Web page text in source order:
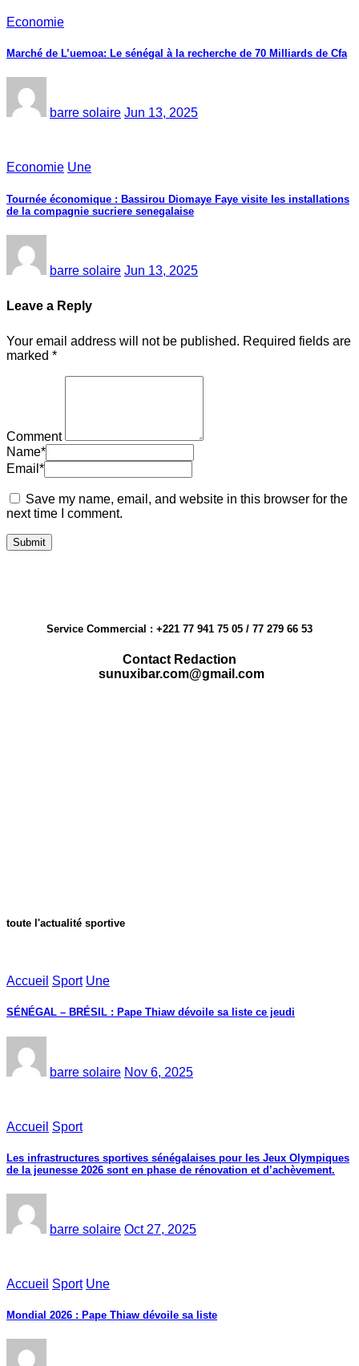
Economie
Marché de L’uemoa: Le sénégal à la recherche de 70 Milliards de Cfa
barre solaire Jun 13, 2025
Economie Une
Tournée économique : Bassirou Diomaye Faye visite les installations
de la compagnie sucriere senegalaise
barre solaire Jun 13, 2025
Leave a Reply
Your email address will not be published. Required fields are
marked *
Comment
Name*
Email *
Save my name, email, and website in this browser for the
next time I comment.
Service Commercial : +221 77 941 75 05 / 77 279 66 53
Contact Redaction
sunuxibar.com@gmail.com
toute l'actualité sportive
Accueil Sport Une
SÉNÉGAL – BRÉSIL : Pape Thiaw dévoile sa liste ce jeudi
barre solaire Nov 6, 2025
Accueil Sport
Les infrastructures sportives sénégalaises pour les Jeux Olympiques
de la jeunesse 2026 sont en phase de rénovation et d’achèvement.
barre solaire Oct 27, 2025
Accueil Sport Une
Mondial 2026 : Pape Thiaw dévoile sa liste